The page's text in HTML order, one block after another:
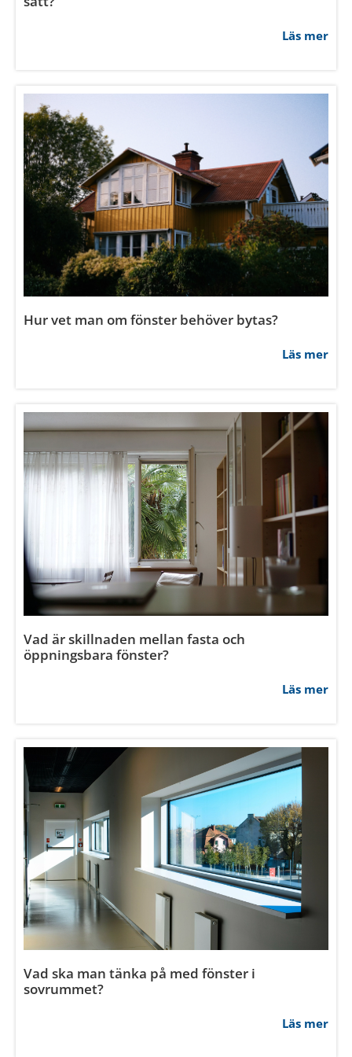
Läs mer
Hur vet man om fönster behöver bytas?
Läs mer
Vad är skillnaden mellan fasta och
öppningsbara fönster?
Läs mer
Vad ska man tänka på med fönster i
sovrummet?
Läs mer